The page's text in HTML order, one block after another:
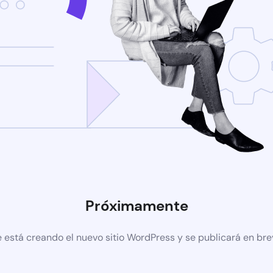
Próximamente
está creando el nuevo sitio WordPress y se publicará en